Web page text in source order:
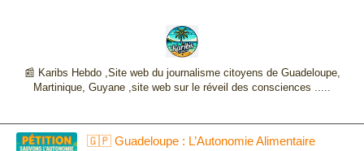
📰 Karibs Hebdo ,Site web du journalisme citoyens de Guadeloupe,
Martinique, Guyane ,site web sur le réveil des consciences .....
🇬🇵 Guadeloupe : L’Autonomie Alimentaire